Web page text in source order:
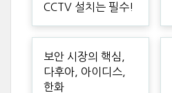
CCTV 설치는 필수!
보안 시장의 핵심,
다후아, 아이디스,
한화